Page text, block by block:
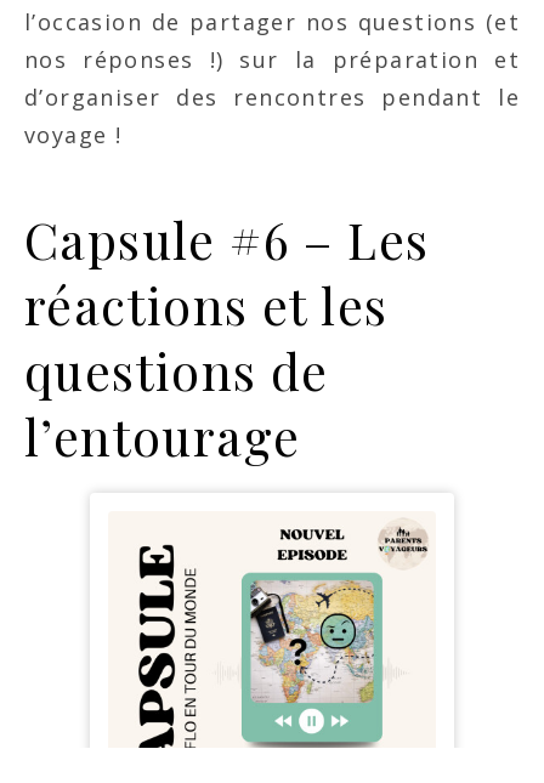
l’occasion de partager nos questions (et
nos réponses !) sur la préparation et
d’organiser des rencontres pendant le
voyage !
Capsule #6 – Les
réactions et les
questions de
l’entourage